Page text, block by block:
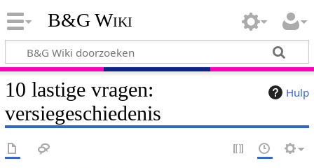
B&G Wiki
Hulp
10 lastige vragen:
versiegeschiedenis